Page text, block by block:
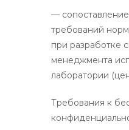
—
требований
при разработке
менеджмента
лаборатории
Требования к